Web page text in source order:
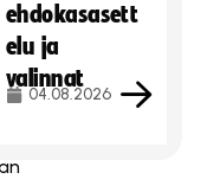
ehdokasasett
elu ja
valinnat
04.08.2026